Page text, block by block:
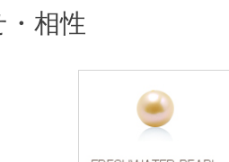
相性